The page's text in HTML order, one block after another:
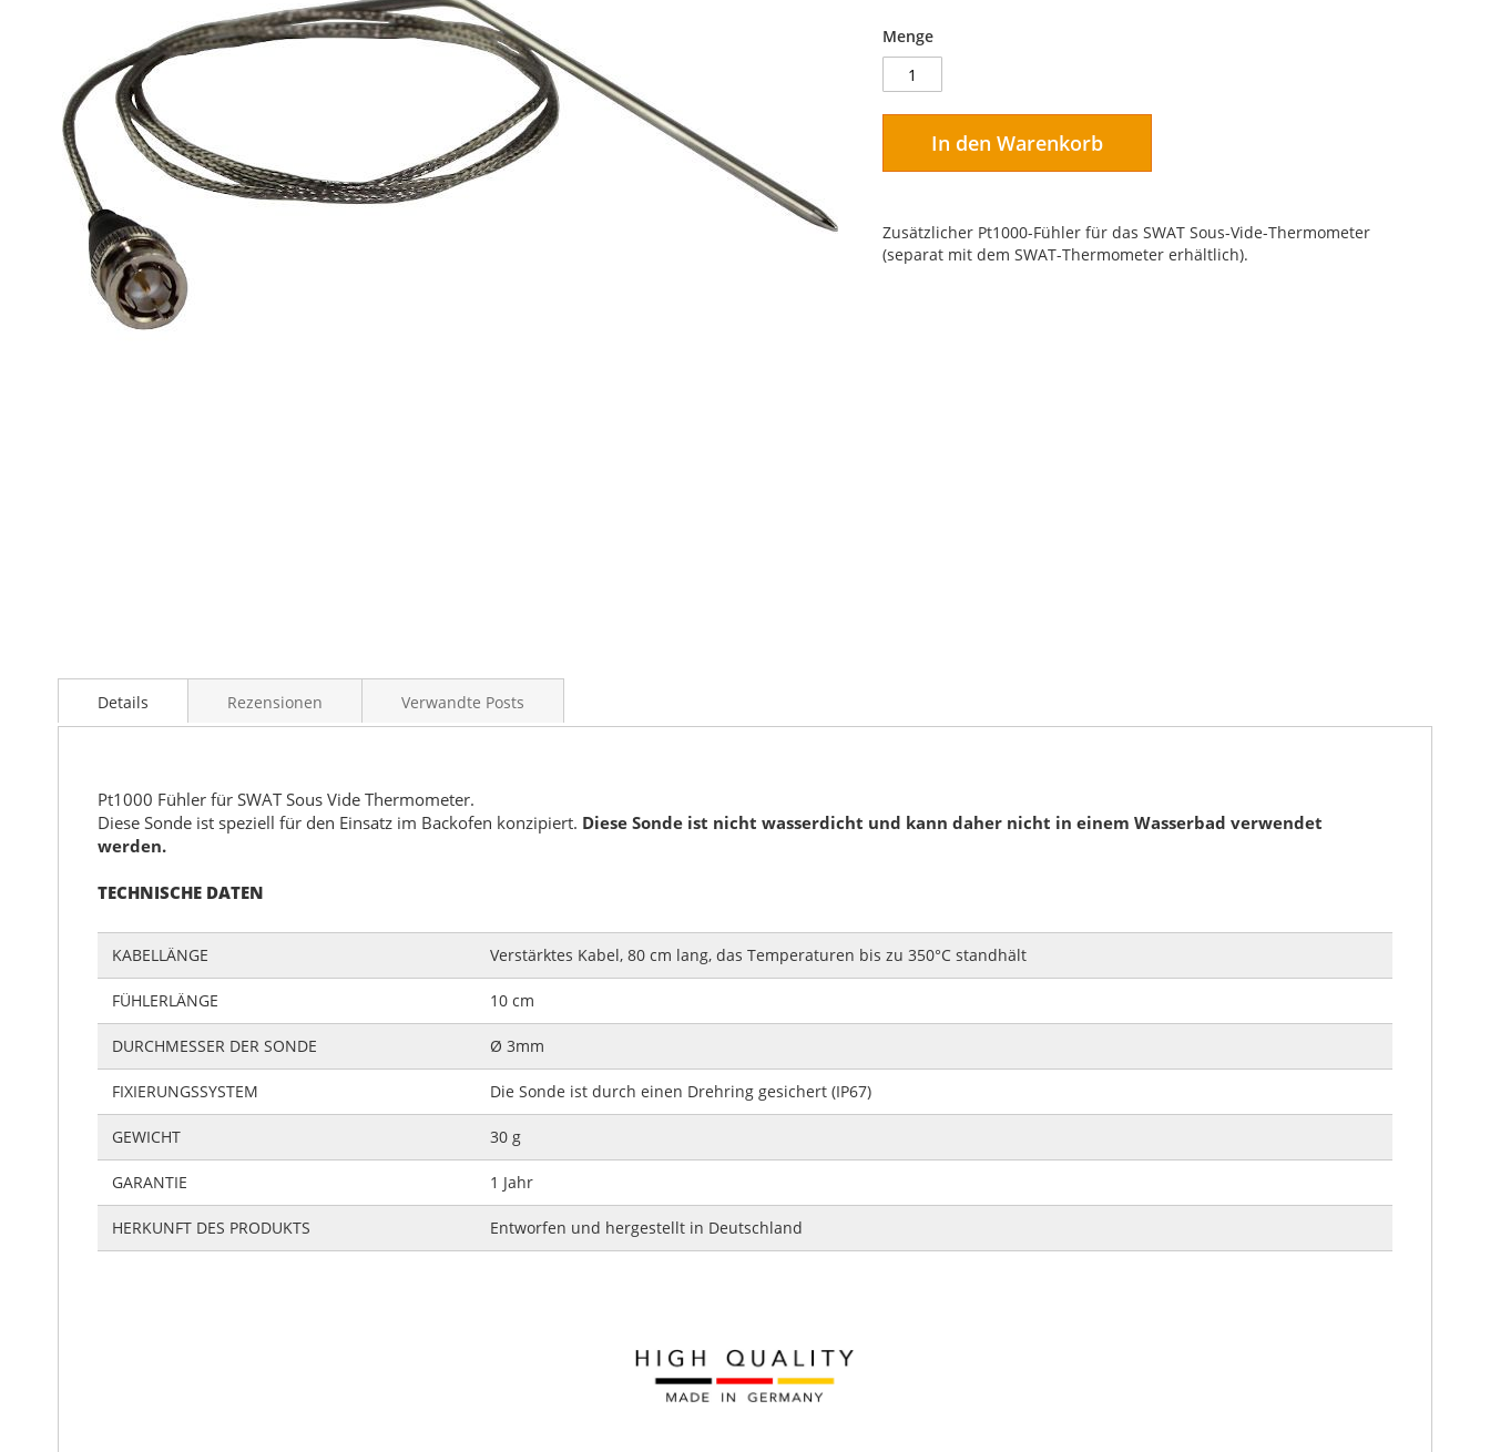
Menge
In den Warenkorb
Zusätzlicher Pt1000-Fühler für das SWAT Sous-Vide-Thermometer
(separat mit dem SWAT-Thermometer erhältlich).
Details
Pt1000 Fühler für SWAT Sous Vide Thermometer.
Diese Sonde ist speziell für den Einsatz im Backofen konzipiert. Diese Sonde ist nicht wasserdicht und kann daher nicht in einem Wasserbad verwendet
werden.
TECHNISCHE DATEN
KABELLÄNGE Verstärktes Kabel, 80 cm lang, das Temperaturen bis zu 350°C standhält
FÜHLERLÄNGE 10 cm
DURCHMESSER DER SONDE Ø 3mm
FIXIERUNGSSYSTEM Die Sonde ist durch einen Drehring gesichert (IP67)
GEWICHT 30 g
GARANTIE 1 Jahr
HERKUNFT DES PRODUKTS Entworfen und hergestellt in Deutschland
Rezensionen Verwandte Posts